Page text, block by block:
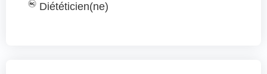
Diététicien(ne)